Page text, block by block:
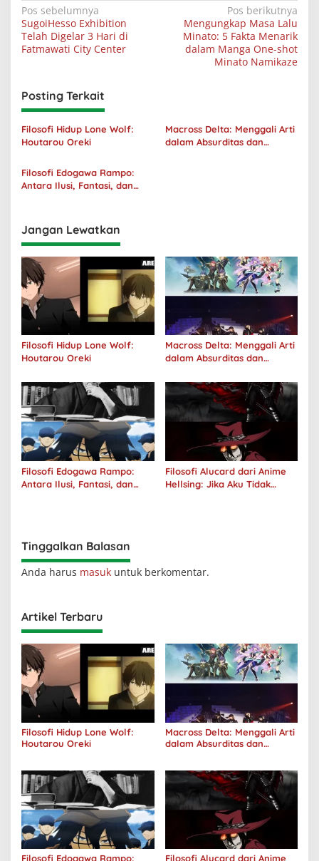
Navigasi
pos
Pos sebelumnya
SugoiHesso Exhibition
Telah Digelar 3 Hari di
Fatmawati City Center
Pos berikutnya
Mengungkap Masa Lalu
Minato: 5 Fakta Menarik
dalam Manga One-shot
Minato Namikaze
Posting Terkait
Filosofi Hidup Lone Wolf:
Houtarou Oreki
Macross Delta: Menggali Arti
dalam Absurditas dan
Filosofi Edogawa Rampo:
Antara Ilusi, Fantasi, dan
Jangan Lewatkan
Filosofi Hidup Lone Wolf:
Houtarou Oreki
Macross Delta: Menggali Arti
dalam Absurditas dan
Filosofi Edogawa Rampo:
Antara Ilusi, Fantasi, dan
Filosofi Alucard dari Anime
Hellsing: Jika Aku Tidak
Tinggalkan Balasan
Anda harus masuk untuk berkomentar.
Artikel Terbaru
Filosofi Hidup Lone Wolf:
Houtarou Oreki
Macross Delta: Menggali Arti
dalam Absurditas dan
Filosofi Edogawa Rampo: Filosofi Alucard dari Anime